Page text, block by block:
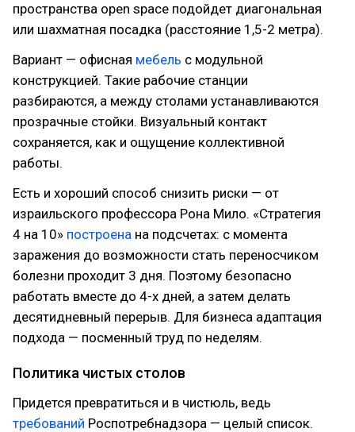
пространства open space подойдет диагональная
или шахматная посадка (расстояние 1,5-2 метра).
Вариант — офисная мебель с модульной
конструкцией. Такие рабочие станции
разбираются, а между столами устанавливаются
прозрачные стойки. Визуальный контакт
сохраняется, как и ощущение коллективной
работы.
Есть и хороший способ снизить риски — от
израильского профессора Рона Мило. «Стратегия
4 на 10» построена на подсчетах: с момента
заражения до возможности стать переносчиком
болезни проходит 3 дня. Поэтому безопасно
работать вместе до 4-х дней, а затем делать
десятидневный перерыв. Для бизнеса адаптация
подхода — посменный труд по неделям.
Политика чистых столов
Придется превратиться и в чистюль, ведь
требований Роспотребнадзора — целый список.